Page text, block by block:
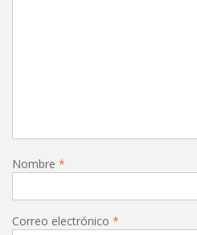
Nombre *
Correo electrónico *